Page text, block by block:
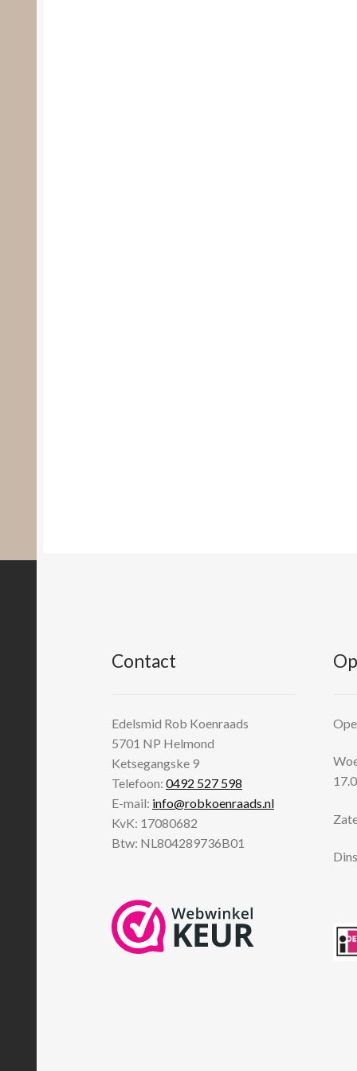
Contact
Edelsmid Rob Koenraads
5701 NP Helmond
Ketsegangske 9
Telefoon:0492 527 598
E-mail: info@robkoenraads.nl
KvK: 17080682
Btw: NL804289736B01